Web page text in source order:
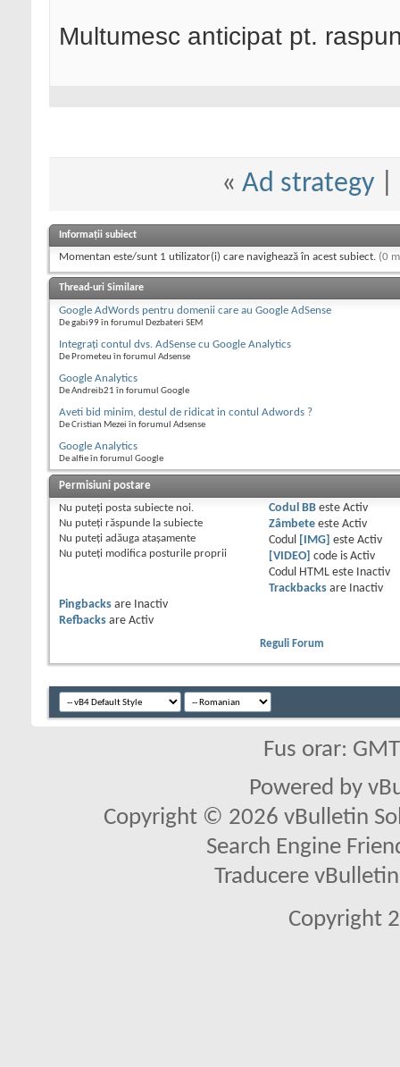
Multumesc anticipat pt.
« Ad strategy|
Informații subiect
Momentan este/sunt 1 utilizator(i) care navighează în acest subiect. (0
Thread-uri Similare
Google AdWords pentru domenii care au Google AdSense
De gabi99 în forumul Dezbateri SEM
Integraţi contul dvs. AdSense cu Google Analytics
De Prometeu în forumul Adsense
Google Analytics
De Andreib21 în forumul Google
Aveti bid minim, destul de ridicat in contul Adwords ?
De Cristian Mezei în forumul Adsense
Google Analytics
De alfie în forumul Google
Permisiuni postare
Nu puteţi posta subiecte noi.
Nu puteţi răspunde la subiecte
Nu puteţi adăuga ataşamente
Nu puteţi modifica posturile proprii
Codul BBeste Activ
Zâmbeteeste Activ
Codul
[IMG] este Activ
[VIDEO]
code is Activ
Codul HTML este
Inactiv
Trackbacksare
Inactiv
Pingbacks are
Inactiv
Refbacks are Activ
Reguli Forum
Fus orar:
Powered by
Copyright © 2026 vBulletin
Search Engine
Traducere
Copyright